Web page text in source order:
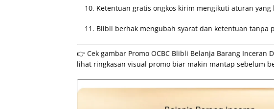
Ketentuan gratis ongkos kirim mengikuti aturan
Blibli berhak mengubah syarat dan ketentuan tanpa
👉 Cek gambar Promo OCBC Blibli Belanja Barang Inceran
lihat ringkasan visual promo biar makin mantap sebelum